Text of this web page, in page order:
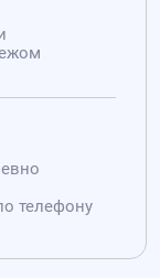
телефону